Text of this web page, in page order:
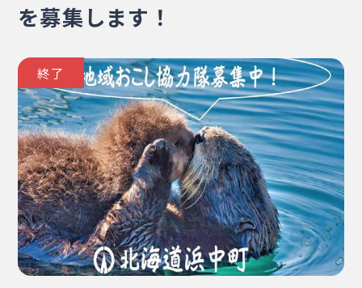
・サイトマップ
を募集します！
終了